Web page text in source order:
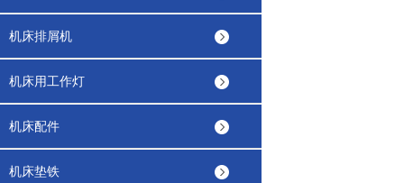
机床排屑机
机床用工作灯
机床配件
机床垫铁